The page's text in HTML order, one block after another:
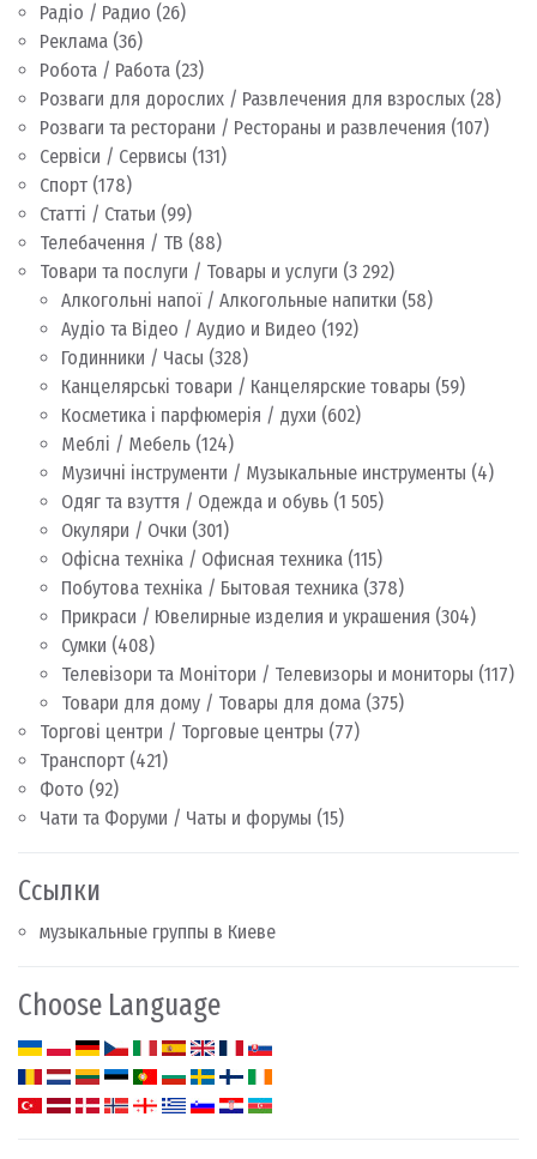
Радіо / Радио (26)
Реклама (36)
Робота / Работа (23)
Розваги для дорослих / Развлечения для взрослых (28)
Розваги та ресторани / Рестораны и развлечения (107)
Сервіси / Сервисы (131)
Спорт (178)
Статті / Статьи (99)
Телебачення / ТВ (88)
Товари та послуги / Товары и услуги (3 292)
Алкогольні напої / Алкогольные напитки (58)
Аудіо та Відео / Аудио и Видео (192)
Годинники / Часы (328)
Канцелярські товари / Канцелярские товары (59)
Косметика і парфюмерія / духи (602)
Меблі / Мебель (124)
Музичні інструменти / Музыкальные инструменты (4)
Одяг та взуття / Одежда и обувь (1 505)
Окуляри / Очки (301)
Офісна техніка / Офисная техника (115)
Побутова техніка / Бытовая техника (378)
Прикраси / Ювелирные изделия и украшения (304)
Сумки (408)
Телевізори та Монітори / Телевизоры и мониторы (117)
Товари для дому / Товары для дома (375)
Торгові центри / Торговые центры (77)
Транспорт (421)
Фото (92)
Чати та Форуми / Чаты и форумы (15)
Ссылки
музыкальные группы в Киеве
Choose Language